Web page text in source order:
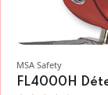
MSA Safety
FL4000H